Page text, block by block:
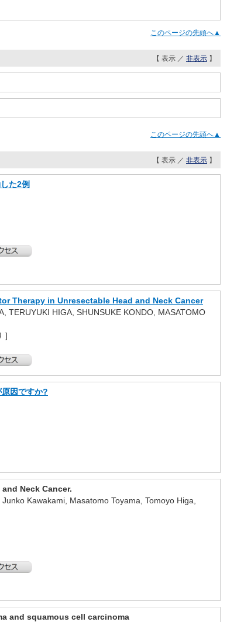
このページの先頭へ▲
【 表示 ／ 非表示 】
このページの先頭へ▲
【 表示 ／ 非表示 】
た2例
Therapy in Unresectable Head and Neck Cancer
TERUYUKI HIGA, SHUNSUKE KONDO, MASATOMO
]
因ですか?
Neck Cancer.
Kawakami, Masatomo Toyama, Tomoyo Higa,
and squamous cell carcinoma